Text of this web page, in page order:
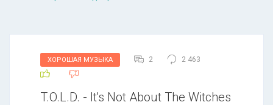
ХОРОШАЯ МУЗЫКА 2 2 463
T.O.L.D. - It's Not About The Witches